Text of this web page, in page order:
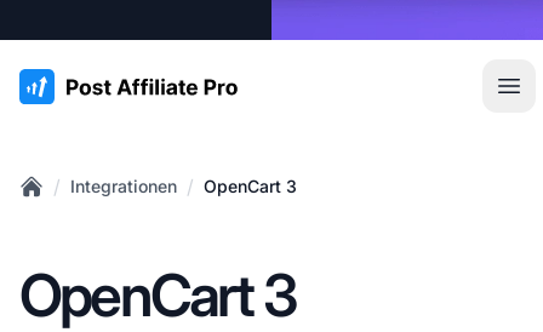
:site.title
/ Integrationen / OpenCart 3
OpenCart 3